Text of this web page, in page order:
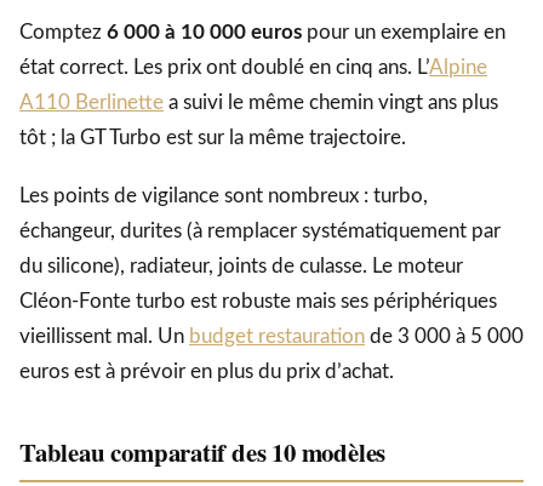
Comptez 6 000 à 10 000 euros pour un exemplaire en
état correct. Les prix ont doublé en cinq ans. L’Alpine
A110 Berlinette a suivi le même chemin vingt ans plus
tôt ; la GT Turbo est sur la même trajectoire.
Les points de vigilance sont nombreux : turbo,
échangeur, durites (à remplacer systématiquement par
du silicone), radiateur, joints de culasse. Le moteur
Cléon-Fonte turbo est robuste mais ses périphériques
vieillissent mal. Un budget restauration de 3 000 à 5 000
euros est à prévoir en plus du prix d’achat.
Tableau comparatif des 10 modèles